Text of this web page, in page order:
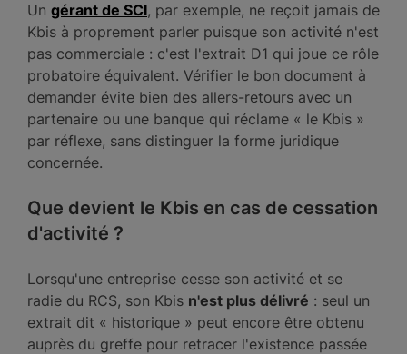
Un gérant de SCI, par exemple, ne reçoit jamais de
Kbis à proprement parler puisque son activité n'est
pas commerciale : c'est l'extrait D1 qui joue ce rôle
probatoire équivalent. Vérifier le bon document à
demander évite bien des allers-retours avec un
partenaire ou une banque qui réclame « le Kbis »
par réflexe, sans distinguer la forme juridique
concernée.
Que devient le Kbis en cas de cessation
d'activité ?
Lorsqu'une entreprise cesse son activité et se
radie du RCS, son Kbis n'est plus délivré : seul un
extrait dit « historique » peut encore être obtenu
auprès du greffe pour retracer l'existence passée